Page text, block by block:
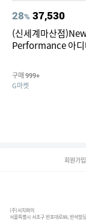
28% 37,530
(신세계마산점
Performance 아디
구매 999+
G마켓
회원가입
(주)서치파이
서울특별시 서초구 반포대로88, 반석빌